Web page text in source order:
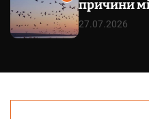
причини
27.07.2026